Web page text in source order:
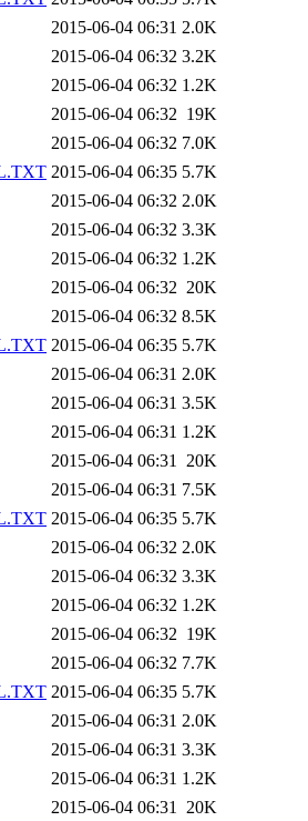
2015-06-04 06:31 2.0K
2015-06-04 06:32 3.2K
2015-06-04 06:32 1.2K
2015-06-04 06:32 19K
2015-06-04 06:32 7.0K
2015-06-04 06:35 5.7K
2015-06-04 06:32 2.0K
2015-06-04 06:32 3.3K
2015-06-04 06:32 1.2K
2015-06-04 06:32 20K
2015-06-04 06:32 8.5K
2015-06-04 06:35 5.7K
2015-06-04 06:31 2.0K
2015-06-04 06:31 3.5K
2015-06-04 06:31 1.2K
2015-06-04 06:31 20K
2015-06-04 06:31 7.5K
2015-06-04 06:35 5.7K
2015-06-04 06:32 2.0K
2015-06-04 06:32 3.3K
2015-06-04 06:32 1.2K
2015-06-04 06:32 19K
2015-06-04 06:32 7.7K
2015-06-04 06:35 5.7K
2015-06-04 06:31 2.0K
2015-06-04 06:31 3.3K
2015-06-04 06:31 1.2K
2015-06-04 06:31 20K